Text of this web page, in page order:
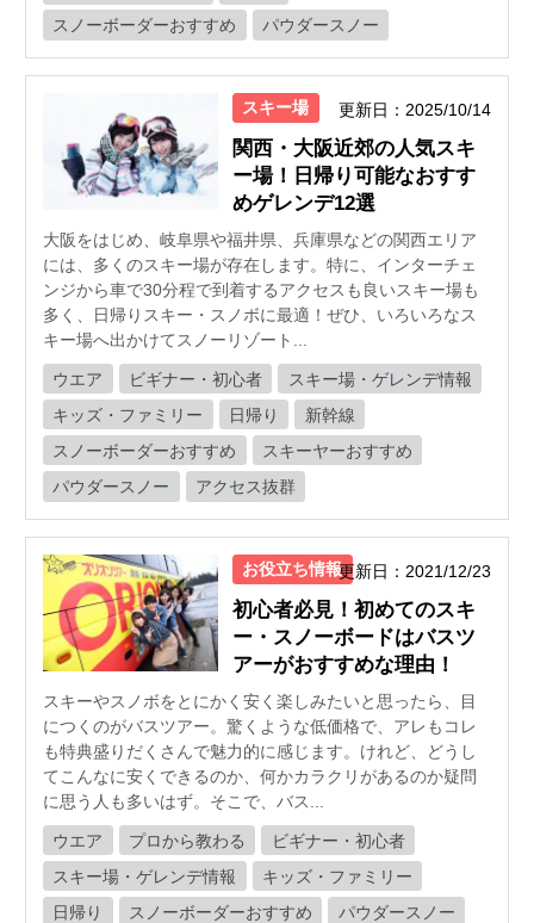
スノーボーダーおすすめ
パウダースノー
スキー場 更新日：2025/10/14
関西・大阪近郊の人気スキ
ー場！日帰り可能なおすす
めゲレンデ12選
大阪をはじめ、岐阜県や福井県、兵庫県などの関西エリア
には、多くのスキー場が存在します。特に、インターチェ
ンジから車で30分程で到着するアクセスも良いスキー場も
多く、日帰りスキー・スノボに最適！ぜひ、いろいろなス
キー場へ出かけてスノーリゾート...
ウエア ビギナー・初心者
スキー場・ゲレンデ情報
キッズ・ファミリー
日帰り
新幹線
スノーボーダーおすすめ
スキーヤーおすすめ
パウダースノー
アクセス抜群
お役立ち情報更新日：2021/12/23
初心者必見！初めてのスキ
ー・スノーボードはバスツ
アーがおすすめな理由！
スキーやスノボをとにかく安く楽しみたいと思ったら、目
につくのがバスツアー。驚くような低価格で、アレもコレ
も特典盛りだくさんで魅力的に感じます。けれど、どうし
てこんなに安くできるのか、何かカラクリがあるのか疑問
に思う人も多いはず。そこで、バス...
ウエア プロから教わる
ビギナー・初心者
スキー場・ゲレンデ情報
キッズ・ファミリー
日帰り
スノーボーダーおすすめ パウダースノー